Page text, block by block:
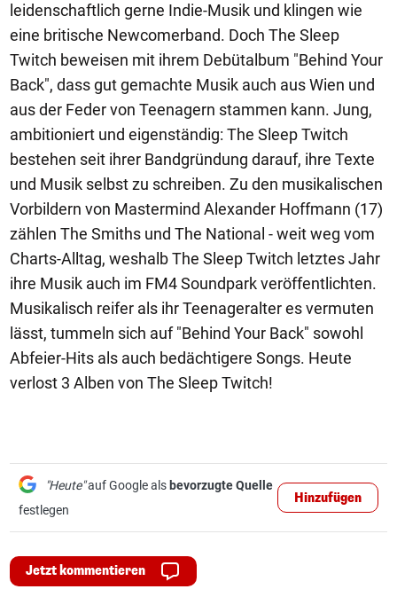
leidenschaftlich gerne Indie-Musik und klingen wie
eine britische Newcomerband. Doch The Sleep
Twitch beweisen mit ihrem Debütalbum "Behind Your
Back", dass gut gemachte Musik auch aus Wien und
aus der Feder von Teenagern stammen kann. Jung,
ambitioniert und eigenständig: The Sleep Twitch
bestehen seit ihrer Bandgründung darauf, ihre Texte
und Musik selbst zu schreiben. Zu den musikalischen
Vorbildern von Mastermind Alexander Hoffmann (17)
zählen The Smiths und The National - weit weg vom
Charts-Alltag, weshalb The Sleep Twitch letztes Jahr
ihre Musik auch im FM4 Soundpark veröffentlichten.
Musikalisch reifer als ihr Teenageralter es vermuten
lässt, tummeln sich auf "Behind Your Back" sowohl
Abfeier-Hits als auch bedächtigere Songs. Heute
verlost 3 Alben von The Sleep Twitch!
"Heute"auf Google als bevorzugte Quelle
festlegen
Hinzufügen
Jetzt kommentieren